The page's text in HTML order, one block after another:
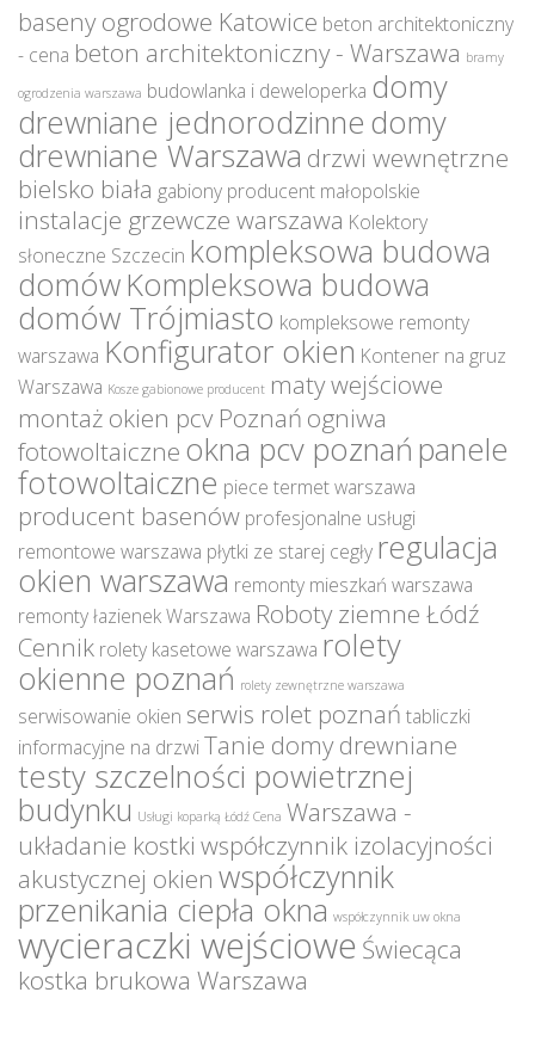
baseny ogrodowe Katowice beton architektoniczny
- cena beton architektoniczny - Warszawa bramy
ogrodzenia warszawa budowlanka i deweloperka domy
drewniane jednorodzinne domy
drewniane Warszawa drzwi wewnętrzne
bielsko biała gabiony producent małopolskie
instalacje grzewcze warszawa Kolektory
słoneczne Szczecin kompleksowa budowa
domówKompleksowa budowa
domów Trójmiasto kompleksowe remonty
warszawa Konfigurator okien Kontener na gruz
Warszawa Kosze gabionowe producent maty wejściowe
montaż okien pcv Poznań ogniwa
fotowoltaiczne okna pcv poznań panele
fotowoltaiczne piece termet warszawa
producent basenów profesjonalne usługi
remontowe warszawa płytki ze starej cegły regulacja
okien warszawa remonty mieszkań warszawa
remonty łazienek Warszawa Roboty ziemne Łódź
Cennik rolety kasetowe warszawa rolety
okienne poznań rolety zewnętrzne warszawa
serwisowanie okien serwis rolet poznań tabliczki
informacyjne na drzwiTanie domy drewniane
testy szczelności powietrznej
budynku Usługi koparką Łódź Cena Warszawa -
układanie kostki współczynnik izolacyjności
akustycznej okien współczynnik
przenikania ciepła okna współczynnik uw okna
wycieraczki wejściowe Świecąca
kostka brukowa Warszawa